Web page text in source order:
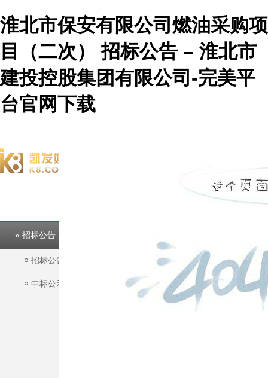
淮北市保安有限公司燃油采购项
目（二次） 招标公告 – 淮北市
建投控股集团有限公司-完美平
台官网下载
完美平
» 招标公告
¤ 招标公告
¤ 中标公示